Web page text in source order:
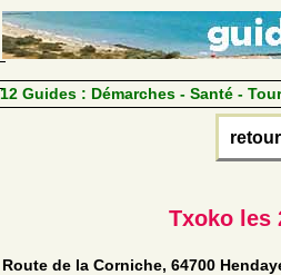
12 Guides : Démarches - Santé -
Txoko les
Route de la Corniche, 64700